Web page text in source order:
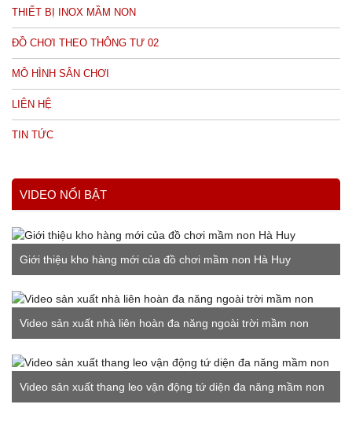
THIẾT BỊ INOX MẦM NON
ĐỒ CHƠI THEO THÔNG TƯ 02
MÔ HÌNH SÂN CHƠI
LIÊN HỆ
TIN TỨC
VIDEO NỔI BẬT
Giới thiệu kho hàng mới của đồ chơi mầm non Hà Huy
Video sản xuất nhà liên hoàn đa năng ngoài trời mầm non
Video sản xuất thang leo vận động tứ diện đa năng mầm non